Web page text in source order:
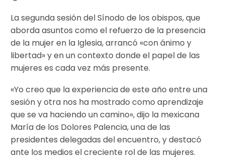
La segunda sesión del Sínodo de los obispos, que
aborda asuntos como el refuerzo de la presencia
de la mujer en la Iglesia, arrancó «con ánimo y
libertad» y en un contexto donde el papel de las
mujeres es cada vez más presente.
«Yo creo que la experiencia de este año entre una
sesión y otra nos ha mostrado como aprendizaje
que se va haciendo un camino», dijo la mexicana
María de los Dolores Palencia, una de las
presidentes delegadas del encuentro, y destacó
ante los medios el creciente rol de las mujeres.